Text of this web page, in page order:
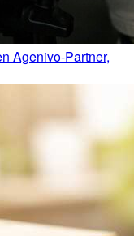
Agenivo-Partner,